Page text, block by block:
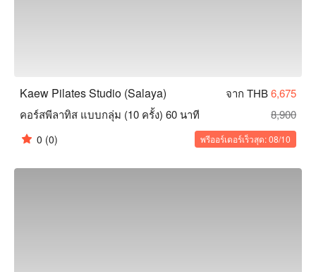
Kaew Pilates Studio (Salaya) จาก THB6,675
คอร์สพีลาทิส แบบกลุ่ม (10 ครั้ง) 60 นาที
8,900
0 (0) พรีออร์เดอร์เร็วสุด: 08/10